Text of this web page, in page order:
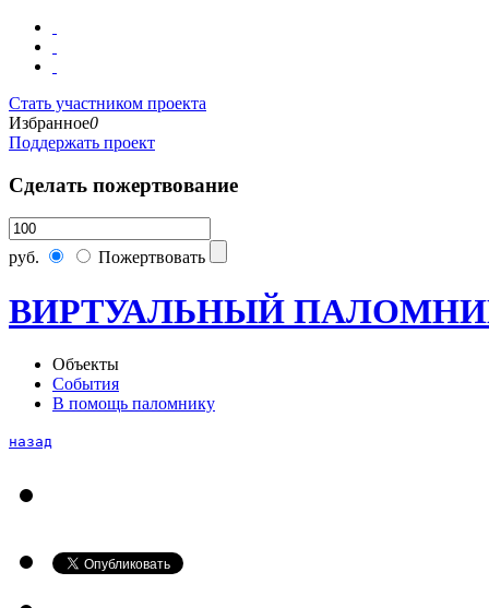
Стать участником проекта
Избранное0
Поддержать проект
Сделать пожертвование
руб. Пожертвовать
ВИРТУАЛЬНЫЙ
Объекты
События
В помощь паломнику
назад